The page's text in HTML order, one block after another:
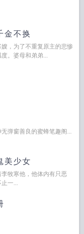
金不换
，为了不重复原主的悲惨
。婆母和弟弟...
弹窗善良的蜜蜂笔趣阁...
美少女
牧寒他，他体内有只恶
一...